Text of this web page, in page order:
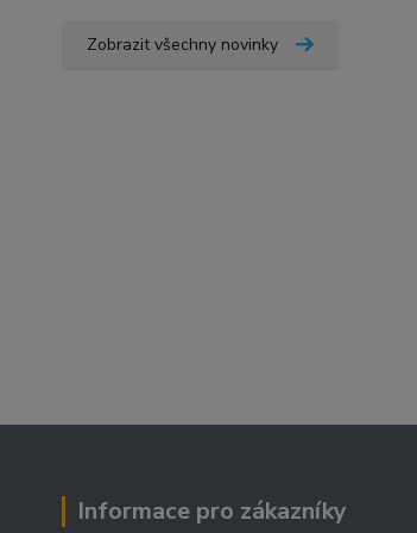
Zobrazit všechny novinky
Informace pro zákazníky